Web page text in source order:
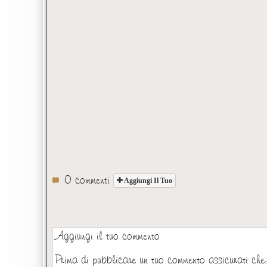
0 commenti Aggiungi Il Tuo
Aggiungi il tuo commento
Prima di pubblicare un tuo commento assicurati che: